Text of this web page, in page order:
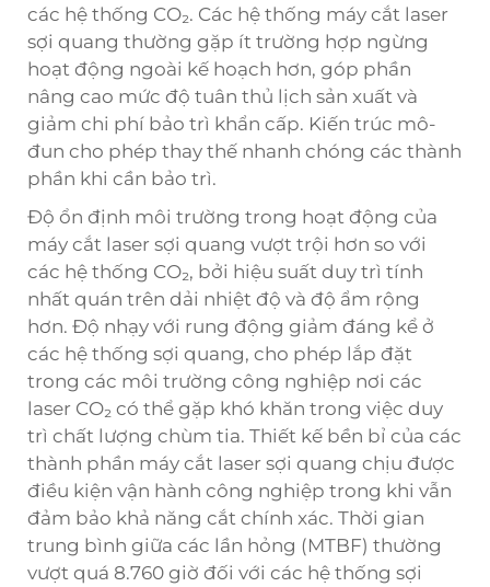
các hệ thống CO₂. Các hệ thống máy cắt laser
sợi quang thường gặp ít trường hợp ngừng
hoạt động ngoài kế hoạch hơn, góp phần
nâng cao mức độ tuân thủ lịch sản xuất và
giảm chi phí bảo trì khẩn cấp. Kiến trúc mô-
đun cho phép thay thế nhanh chóng các thành
phần khi cần bảo trì.
Độ ổn định môi trường trong hoạt động của
máy cắt laser sợi quang vượt trội hơn so với
các hệ thống CO₂, bởi hiệu suất duy trì tính
nhất quán trên dải nhiệt độ và độ ẩm rộng
hơn. Độ nhạy với rung động giảm đáng kể ở
các hệ thống sợi quang, cho phép lắp đặt
trong các môi trường công nghiệp nơi các
laser CO₂ có thể gặp khó khăn trong việc duy
trì chất lượng chùm tia. Thiết kế bền bỉ của các
thành phần máy cắt laser sợi quang chịu được
điều kiện vận hành công nghiệp trong khi vẫn
đảm bảo khả năng cắt chính xác. Thời gian
trung bình giữa các lần hỏng (MTBF) thường
vượt quá 8.760 giờ đối với các hệ thống sợi